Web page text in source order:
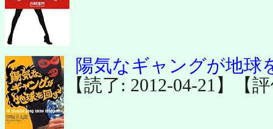
陽気なギャングが地球
【読了: 2012-04-21】【